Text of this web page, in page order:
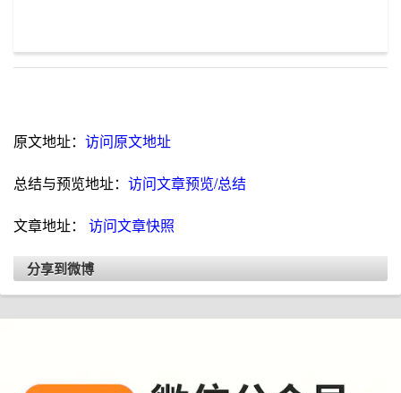
原文地址： 访问原文地址
总结与预览地址： 访问文章预览/总结
文章地址： 访问文章快照
分享到微博